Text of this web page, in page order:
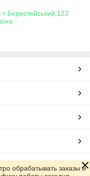
Берестейський,123
обрабатывать заказы и